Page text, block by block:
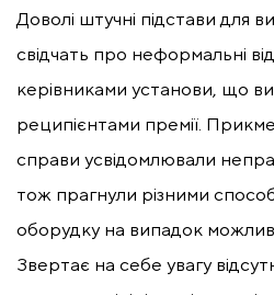
Доволі штучні підстави для
свідчать про неформальні
керівниками установи, що
реципієнтами премії.
справи усвідомлювали
тож прагнули різними
оборудку на випадок
Звертає на себе увагу